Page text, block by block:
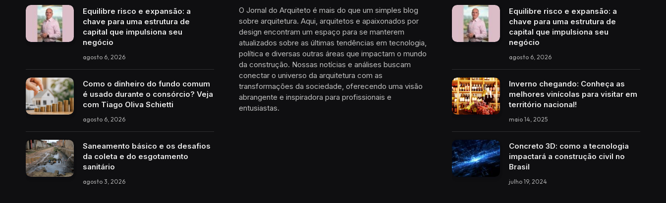
Equilibre risco e expansão: a
chave para uma estrutura de
capital que impulsiona seu
negócio
agosto 6, 2026
Como o dinheiro do fundo comum
é usado durante o consórcio? Veja
com Tiago Oliva Schietti
agosto 6, 2026
Saneamento básico e os desafios
da coleta e do esgotamento
sanitário
agosto 3, 2026
O Jornal do Arquiteto é mais do que um simples blog
sobre arquitetura. Aqui, arquitetos e apaixonados por
design encontram um espaço para se manterem
atualizados sobre as últimas tendências em tecnologia,
política e diversas outras áreas que impactam o mundo
da construção. Nossas notícias e análises buscam
conectar o universo da arquitetura com as
transformações da sociedade, oferecendo uma visão
abrangente e inspiradora para profissionais e
entusiastas.
Equilibre risco e expansão: a
chave para uma estrutura de
capital que impulsiona seu
negócio
agosto 6, 2026
Inverno chegando: Conheça as
melhores vinícolas para visitar em
território nacional!
maio 14, 2025
Concreto 3D: como a tecnologia
impactará a construção civil no
Brasil
julho 19, 2024